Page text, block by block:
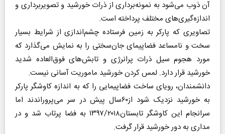
آن ذوب می‌شود به نمونه‌برداری از ذرات خورشید و تصویربرداری و
اندازه‌گیری‌های مختلف پرداخته است.
تصاویری که پارکر به زمین فرستاده چشم‌اندازی از شرایط بسیار
سخت و نامساعد فضاپیمای جان‌سختی را به نمایش می‌گذارد که
مورد هجوم سیل ذرات پرانرژی و تابش‌های فوق‌العاده شدید
خورشید قرار دارد. لمس کردن خورشید ماموریت آسانی نیست.
دانشمندان، رویای ساخت فضاپیمایی را که به اندازه کاوشگر پارکر
به خورشید نزدیک شود از۶۰‌سال پیش در سر می‌پروراندند اما
سرانجام این کاوشگر تابستان۱۳۹۷/۲۰۱۸ به فضا پرتاب شد و در
مداری به دور خورشید قرار گرفت.